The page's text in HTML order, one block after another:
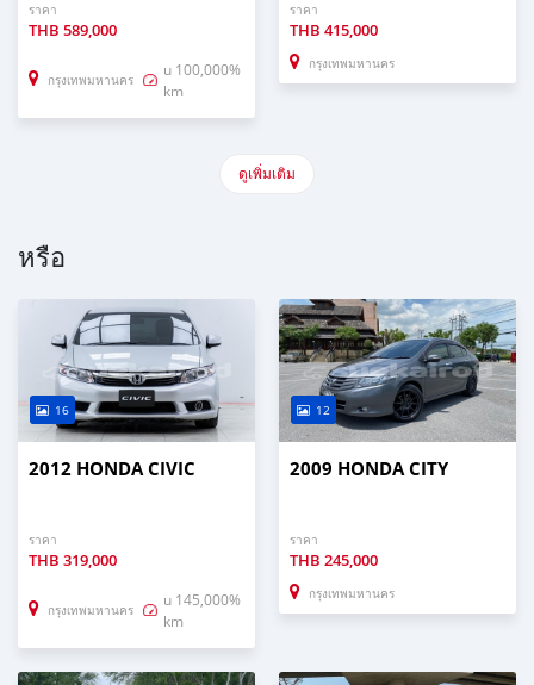
ราคา
THB 589,000
กรุงเทพมหานคร
u 100,000%
km
ราคา
THB 415,000
กรุงเทพมหานคร
ดูเพิ่มเติม
หรือ
16
2012 HONDA CIVIC
ราคา
THB 319,000
กรุงเทพมหานคร
u 145,000%
km
12
2009 HONDA CITY
ราคา
THB 245,000
กรุงเทพมหานคร